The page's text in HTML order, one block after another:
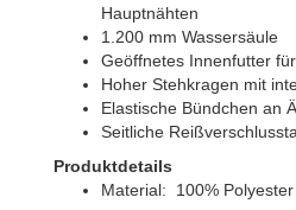
Hauptnähten
1.200 mm Wassersäule
Geöffnetes Innenfutter
Hoher Stehkragen mit
Elastische Bündchen an
Seitliche
Produktdetails
Material: 100% Polyester